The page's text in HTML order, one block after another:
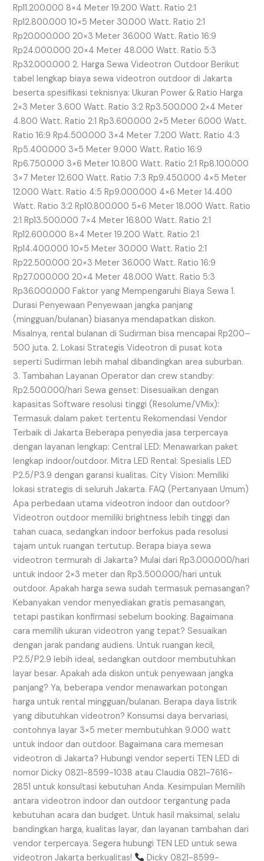
Rp11.200.000 8×4 Meter 19.200 Watt. Ratio 2:1
Rp12.800.000 10×5 Meter 30.000 Watt. Ratio 2:1
Rp20.000.000 20×3 Meter 36.000 Watt. Ratio 16:9
Rp24.000.000 20×4 Meter 48.000 Watt. Ratio 5:3
Rp32.000.000 2. Harga Sewa Videotron Outdoor Berikut
tabel lengkap biaya sewa videotron outdoor di Jakarta
beserta spesifikasi teknisnya: Ukuran Power & Ratio Harga
2×3 Meter 3.600 Watt. Ratio 3:2 Rp3.500.000 2×4 Meter
4.800 Watt. Ratio 2:1 Rp3.600.000 2×5 Meter 6.000 Watt.
Ratio 16:9 Rp4.500.000 3×4 Meter 7.200 Watt. Ratio 4:3
Rp5.400.000 3×5 Meter 9.000 Watt. Ratio 16:9
Rp6.750.000 3×6 Meter 10.800 Watt. Ratio 2:1 Rp8.100.000
3×7 Meter 12.600 Watt. Ratio 7:3 Rp9.450.000 4×5 Meter
12.000 Watt. Ratio 4:5 Rp9.000.000 4×6 Meter 14.400
Watt. Ratio 3:2 Rp10.800.000 5×6 Meter 18.000 Watt. Ratio
2:1 Rp13.500.000 7×4 Meter 16.800 Watt. Ratio 2:1
Rp12.600.000 8×4 Meter 19.200 Watt. Ratio 2:1
Rp14.400.000 10×5 Meter 30.000 Watt. Ratio 2:1
Rp22.500.000 20×3 Meter 36.000 Watt. Ratio 16:9
Rp27.000.000 20×4 Meter 48.000 Watt. Ratio 5:3
Rp36.000.000 Faktor yang Mempengaruhi Biaya Sewa 1.
Durasi Penyewaan Penyewaan jangka panjang
(mingguan/bulanan) biasanya mendapatkan diskon.
Misalnya, rental bulanan di Sudirman bisa mencapai Rp200–
500 juta. 2. Lokasi Strategis Videotron di pusat kota
seperti Sudirman lebih mahal dibandingkan area suburban.
3. Tambahan Layanan Operator dan crew standby:
Rp2.500.000/hari Sewa genset: Disesuaikan dengan
kapasitas Software resolusi tinggi (Resolume/VMix):
Termasuk dalam paket tertentu Rekomendasi Vendor
Terbaik di Jakarta Beberapa penyedia jasa terpercaya
dengan layanan lengkap: Central LED: Menawarkan paket
lengkap indoor/outdoor. Mitra LED Rental: Spesialis LED
P2.5/P3.9 dengan garansi kualitas. City Vision: Memiliki
lokasi strategis di seluruh Jakarta. FAQ (Pertanyaan Umum)
Apa perbedaan utama videotron indoor dan outdoor?
Videotron outdoor memiliki brightness lebih tinggi dan
tahan cuaca, sedangkan indoor berfokus pada resolusi
tajam untuk ruangan tertutup. Berapa biaya sewa
videotron termurah di Jakarta? Mulai dari Rp3.000.000/hari
untuk indoor 2×3 meter dan Rp3.500.000/hari untuk
outdoor. Apakah harga sewa sudah termasuk pemasangan?
Kebanyakan vendor menyediakan gratis pemasangan,
tetapi pastikan konfirmasi sebelum booking. Bagaimana
cara memilih ukuran videotron yang tepat? Sesuaikan
dengan jarak pandang audiens. Untuk ruangan kecil,
P2.5/P2.9 lebih ideal, sedangkan outdoor membutuhkan
layar besar. Apakah ada diskon untuk penyewaan jangka
panjang? Ya, beberapa vendor menawarkan potongan
harga untuk rental mingguan/bulanan. Berapa daya listrik
yang dibutuhkan videotron? Konsumsi daya bervariasi,
contohnya layar 3×5 meter membutuhkan 9.000 watt
untuk indoor dan outdoor. Bagaimana cara memesan
videotron di Jakarta? Hubungi vendor seperti TEN LED di
nomor Dicky 0821-8599-1038 atau Claudia 0821-7616-
2851 untuk konsultasi kebutuhan Anda. Kesimpulan Memilih
antara videotron indoor dan outdoor tergantung pada
kebutuhan acara dan budget. Untuk hasil maksimal, selalu
bandingkan harga, kualitas layar, dan layanan tambahan dari
vendor terpercaya. Segera hubungi TEN LED untuk sewa
videotron Jakarta berkualitas!
Dicky 0821-8599-